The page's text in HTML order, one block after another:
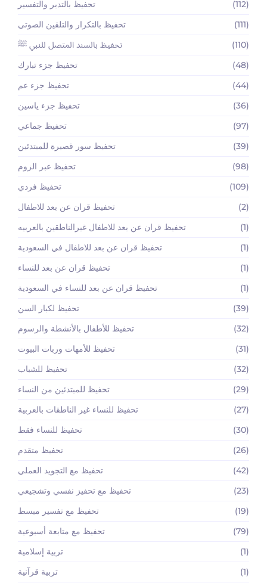
تحفيظ بالتدبر والتفسير
(112)
تحفيظ بالتكرار والتلقين الصوتي
(111)
تحفيظ بالسند المتصل للنبي ﷺ
(110)
تحفيظ جزء تبارك
(48)
تحفيظ جزء عم
(44)
تحفيظ جزء ياسين
(36)
تحفيظ جماعي
(97)
تحفيظ سور قصيرة للمبتدئين
(39)
تحفيظ عبر الزوم
(98)
تحفيظ فردي
(109)
تحفيظ قران عن بعد للاطفال
(2)
تحفيظ قران عن بعد للاطفال غيرالناطقين بالعربيه
(1)
تحفيظ قران عن بعد للاطفال في السعودية
(1)
تحفيظ قران عن بعد للنساء
(1)
تحفيظ قران عن بعد للنساء في السعودية
(1)
تحفيظ لكبار السن
(39)
تحفيظ للأطفال بالأنشطة والرسوم
(32)
تحفيظ للأمهات وربات البيوت
(31)
تحفيظ للشباب
(32)
تحفيظ للمبتدئين من النساء
(29)
تحفيظ للنساء غير الناطقات بالعربية
(27)
تحفيظ للنساء فقط
(30)
تحفيظ متقدم
(26)
تحفيظ مع التجويد العملي
(42)
تحفيظ مع تحفيز نفسي وتشجيعي
(23)
تحفيظ مع تفسير مبسط
(19)
تحفيظ مع متابعة أسبوعية
(79)
تربية إسلامية
(1)
تربية قرآنية
(1)